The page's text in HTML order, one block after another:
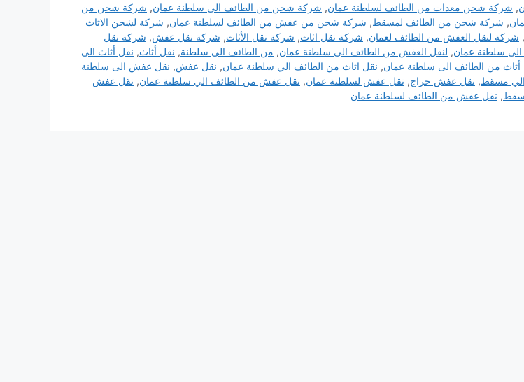
, شركة شحن معدات من الطائف لسلطنة عمان, شركة شحن من الطائف الي سلطنة عمان, شركة شحن من
, شركة شحن من الطائف لمسقط, شركة شحن من عفش من الطائف لسلطنة عمان, شركة لشحن الاثاث
, شركة لنقل العفش من الطائف لعمان, شركة نقل اثاث, شركة نقل الأثاث, شركة نقل عفش, شركة نقل
سلطنة عمان, لنقل العفش من الطائف الى سلطنة عمان, من الطائف الي سلطنة, نقل أثاث, نقل أثاث الى
أثاث من الطائف الى سلطنة عمان, نقل اثاث من الطائف الي سلطنة عمان, نقل عفش, نقل عفش الى سلطنة
مسقط, نقل عفش حراج, نقل عفش لسلطنة عمان, نقل عفش من الطائف الي سلطنة عمان, نقل عفش
, نقل عفش من الطائف لسلطنة عمان